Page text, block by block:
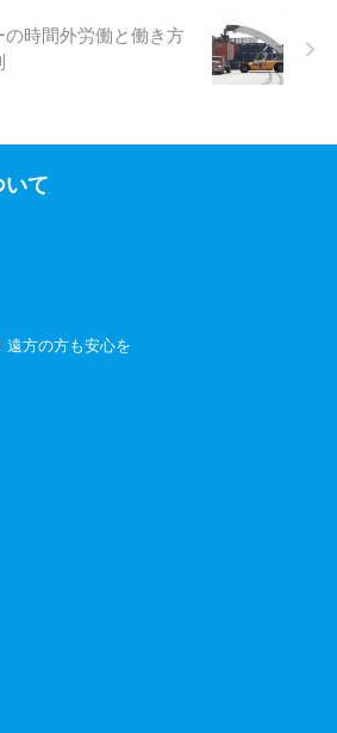
ら、水
応ま
理
した
の時間外労働と働き方
いて
遠方の方も安心を